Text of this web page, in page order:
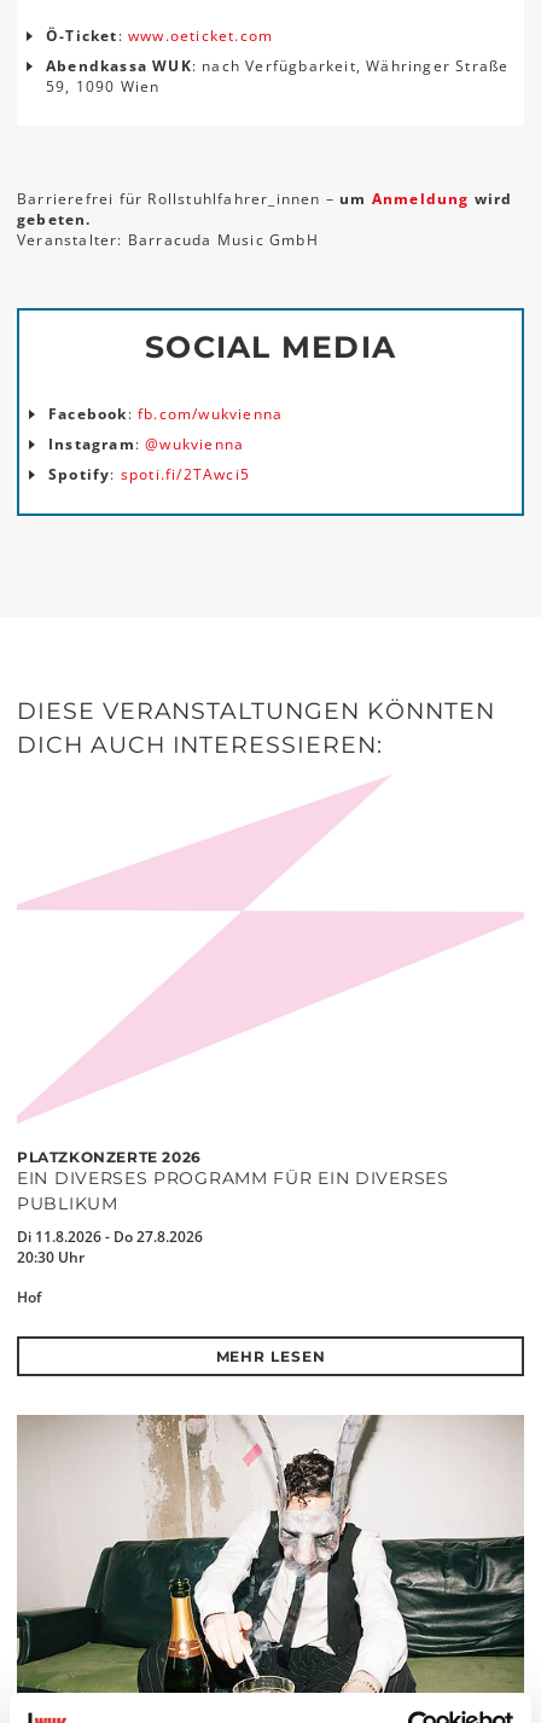
Ö-Ticket:www.oeticket.com
Abendkassa WUK: nach Verfügbarkeit, Währinger Straße
59, 1090 Wien
Barrierefrei für Rollstuhlfahrer_innen – um Anmeldung wird
gebeten.
Veranstalter: Barracuda Music GmbH
SOCIAL MEDIA
Facebook:fb.com/wukvienna
Instagram:@wukvienna
Spotify: spoti.fi/2TAwci5
DIESE VERANSTALTUNGEN KÖNNTEN
DICH AUCH INTERESSIEREN:
PLATZKONZERTE 2026
EIN DIVERSES PROGRAMM FÜR EIN DIVERSES
PUBLIKUM
Di 11.8.2026 - Do 27.8.2026
20:30 Uhr
Hof
MEHR LESEN